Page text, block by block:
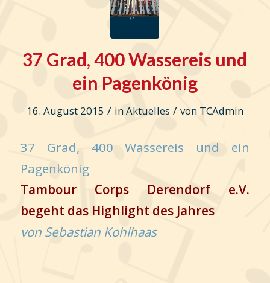
37 Grad, 400 Wassereis und
ein Pagenkönig
16. August 2015 / inAktuelles / von TCAdmin
37 Grad, 400 Wassereis und ein
Pagenkönig
Tambour Corps Derendorf e.V.
begeht das Highlight des Jahres
von Sebastian Kohlhaas